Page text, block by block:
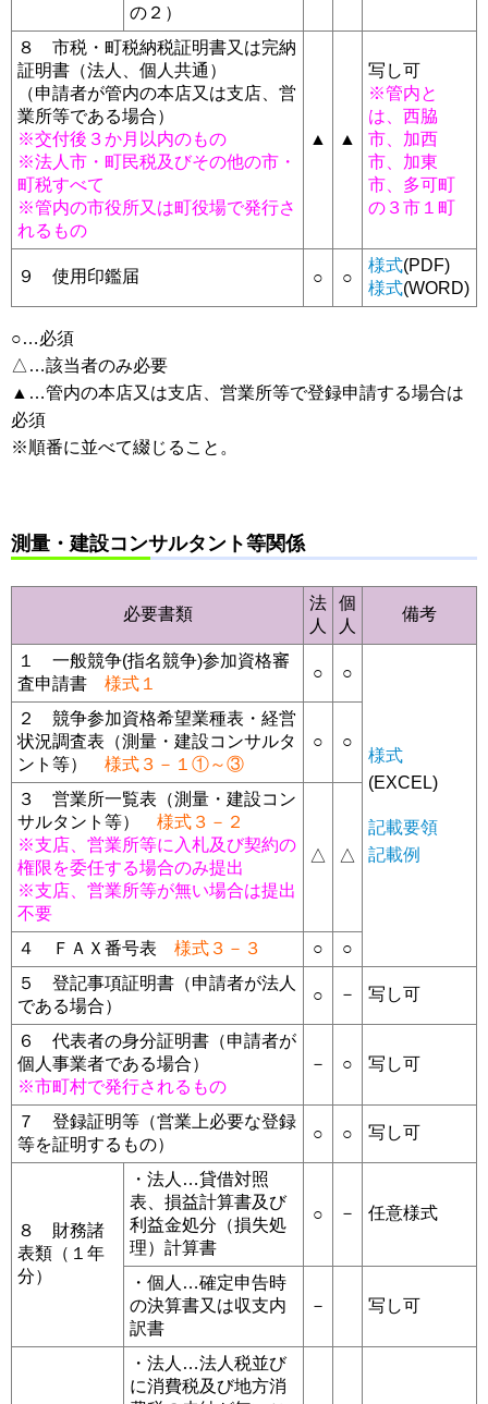
の２）
８ 市税・町税納税証明書又は完納
証明書（法人、個人共通）
（申請者が管内の本店又は支店、営
業所等である場合）
※交付後３か月以内のもの
※法人市・町民税及びその他の市・
町税すべて
※管内の市役所又は町役場で発行さ
れるもの
▲ ▲
写し可
※管内と
は、西脇
市、加西
市、加東
市、多可町
の３市１町
９ 使用印鑑届 ○ ○
様式(PDF)
様式(WORD)
○…必須
△…該当者のみ必要
▲…管内の本店又は支店、営業所等で登録申請する場合は
必須
※順番に並べて綴じること。
測量・建設コンサルタント等関係
必要書類
法
人
個
人
備考
１ 一般競争(指名競争)参加資格審
査申請書 様式１
○ ○
様式
(EXCEL)
記載要領
記載例
２ 競争参加資格希望業種表・経営
状況調査表（測量・建設コンサルタ
ント等） 様式３－１①～③
○ ○
３ 営業所一覧表（測量・建設コン
サルタント等） 様式３－２
※支店、営業所等に入札及び契約の
権限を委任する場合のみ提出
※支店、営業所等が無い場合は提出
不要
△ △
４ ＦＡＸ番号表 様式３－３ ○
○
５ 登記事項証明書（申請者が法人
である場合）
○ － 写し可
６ 代表者の身分証明書（申請者が
個人事業者である場合）
※市町村で発行されるもの
－ ○ 写し可
７ 登録証明等（営業上必要な登録
等を証明するもの）
○ ○ 写し可
８ 財務諸
表類（１年
分）
・法人…貸借対照
表、損益計算書及び
利益金処分（損失処
理）計算書
○ － 任意様式
・個人…確定申告時
の決算書又は収支内
訳書
－ 写し可
・法人…法人税並び
に消費税及び地方消